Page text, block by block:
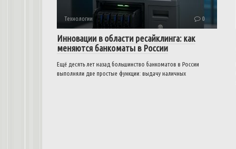
Технологии 0
Инновации в области ресайклинга: как
меняются банкоматы в России
Ещё десять лет назад большинство банкоматов в России
выполняли две простые функции: выдачу наличных